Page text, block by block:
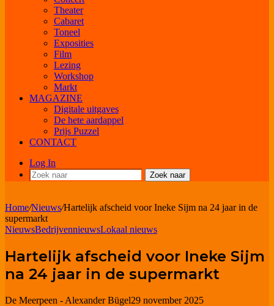
Theater
Cabaret
Toneel
Exposities
Film
Lezing
Workshop
Markt
MAGAZINE
Digitale uitgaves
De hete aardappel
Prijs Puzzel
CONTACT
Log In
Zoek naar
Home/Nieuws/Hartelijk afscheid voor Ineke Sijm na 24 jaar in de
supermarkt
NieuwsBedrijvennieuwsLokaal nieuws
Hartelijk afscheid voor Ineke Sijm
na 24 jaar in de supermarkt
De Meerpeen - Alexander Bügel29 november 2025